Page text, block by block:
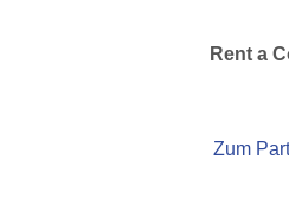
Rent a
Zum